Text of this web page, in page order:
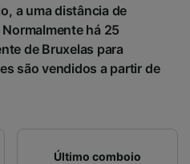
a uma distância de
há 25
de Bruxelas para
são vendidos a partir de
Último comboio